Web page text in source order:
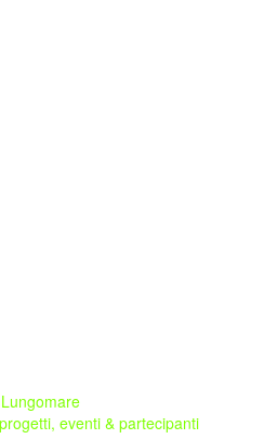
eventi & partecipanti